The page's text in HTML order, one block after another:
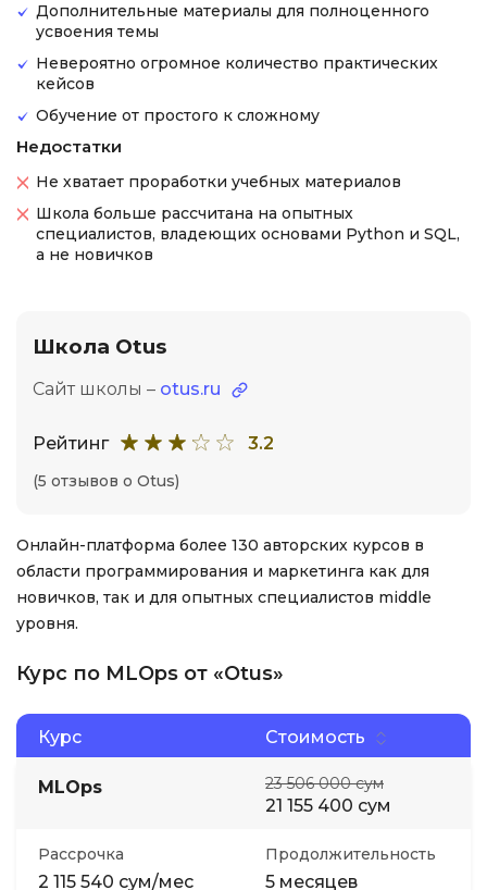
Дополнительные материалы для полноценного
усвоения темы
Невероятно огромное количество практических
кейсов
Обучение от простого к сложному
Недостатки
Не хватает проработки учебных материалов
Школа больше рассчитана на опытных
специалистов, владеющих основами Python и SQL,
а не новичков
Школа Otus
Сайт школы – otus.ru
Рейтинг 3.2
(5 отзывов о Otus)
Онлайн-платформа более 130 авторских курсов в
области программирования и маркетинга как для
новичков, так и для опытных специалистов middle
уровня.
Курс по MLOps от «Otus»
Курс Стоимость
MLOps 23 506 000 сум
21 155 400 сум
Рассрочка
2 115 540 сум/мес
Продолжительность
5 месяцев